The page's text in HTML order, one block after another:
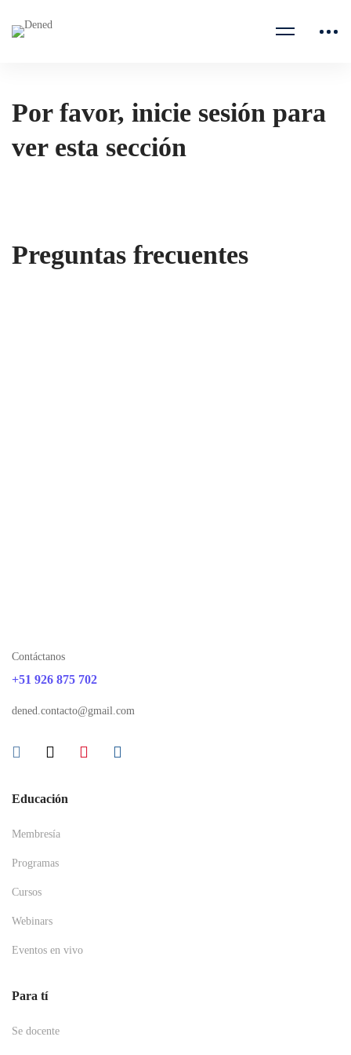
Por favor, inicie sesión para
ver esta sección
Preguntas frecuentes
Contáctanos
+51 926 875 702
dened.contacto@gmail.com
Educación
Membresía
Programas
Cursos
Webinars
Eventos en vivo
Para tí
Se docente